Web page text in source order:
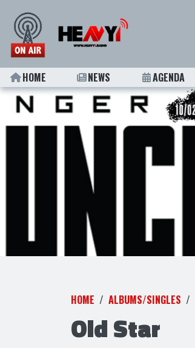
HOME NEWS AGENDA
HOME ALBUMS/SINGLES
Old Star